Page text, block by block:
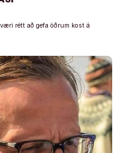
rétt að gefa öðrum kost á